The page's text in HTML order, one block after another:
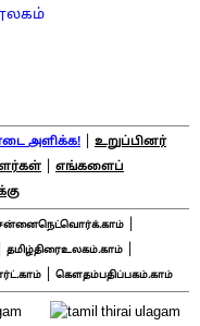
அளிக்க!
உறுப்பினர்
எங்களைப்
தமிழ்திரைஉலகம்.காம்|
கௌதம்பதிப்பகம்.காம்